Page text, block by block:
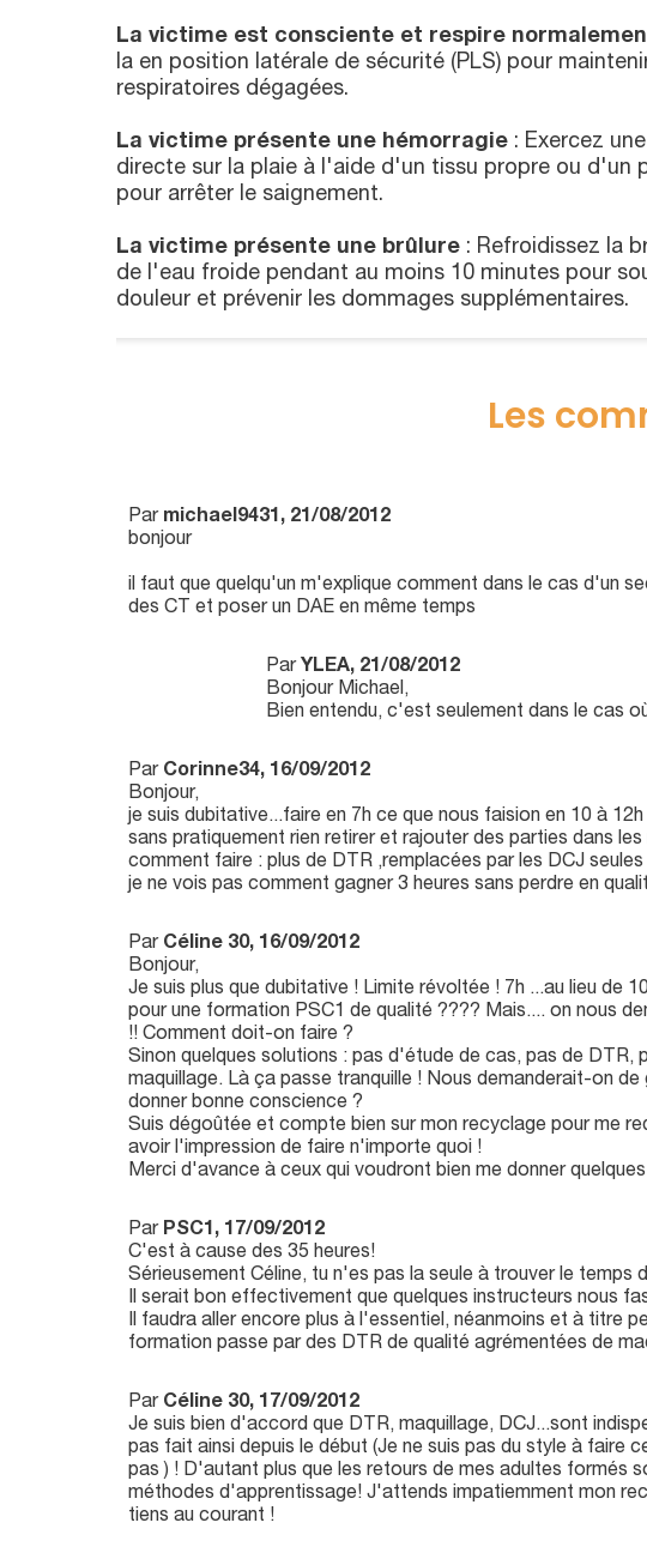
La victime est consciente et respire
la en position latérale de sécurité (PLS) pour
respiratoires dégagées.
La victime présente une hémorragie : Exercez
directe sur la plaie à l'aide d'un tissu propre ou d'un
pour arrêter le saignement.
La victime présente une brûlure : Refroidissez la
de l'eau froide pendant au moins 10 minutes pour
douleur et prévenir les dommages supplémentaires.
Les
Par michael9431, 21/08/2012
bonjour
il faut que quelqu'un m'explique comment dans le cas d'un
des CT et poser un DAE en même temps
Par YLEA, 21/08/2012
Bonjour Michael,
Bien entendu, c'est seulement dans le cas
Par Corinne34, 16/09/2012
Bonjour,
je suis dubitative...faire en 7h ce que nous faision en 10 à
sans pratiquement rien retirer et rajouter des parties dans les
comment faire : plus de DTR ,remplacées par les DCJ seules
je ne vois pas comment gagner 3 heures sans perdre en
Par Céline 30, 16/09/2012
Bonjour,
Je suis plus que dubitative ! Limite révoltée ! 7h ...au lieu de
pour une formation PSC1 de qualité ???? Mais.... on nous
!! Comment doit-on faire ?
Sinon quelques solutions : pas d'étude de cas, pas de DTR,
maquillage. Là ça passe tranquille ! Nous demanderait-on
donner bonne conscience ?
Suis dégoûtée et compte bien sur mon recyclage pour me
avoir l'impression de faire n'importe quoi !
Merci d'avance à ceux qui voudront bien me donner
Par PSC1, 17/09/2012
C'est à cause des 35 heures!
Sérieusement Céline, tu n'es pas la seule à trouver le temps
Il serait bon effectivement que quelques instructeurs nous
Il faudra aller encore plus à l'essentiel, néanmoins et à titre
formation passe par des DTR de qualité agrémentées de
Par Céline 30, 17/09/2012
Je suis bien d'accord que DTR, maquillage, DCJ...sont
pas fait ainsi depuis le début (Je ne suis pas du style à faire
pas ) ! D'autant plus que les retours de mes adultes formés
méthodes d'apprentissage! J'attends impatiemment mon
tiens au courant !